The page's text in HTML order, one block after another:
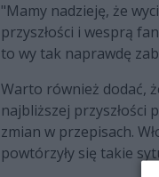
"Mamy nadzieję, że
przyszłości i wesprą
to wy tak naprawdę
Warto również dodać,
najbliższej przyszłości
zmian w przepisach.
powtórzyły się takie